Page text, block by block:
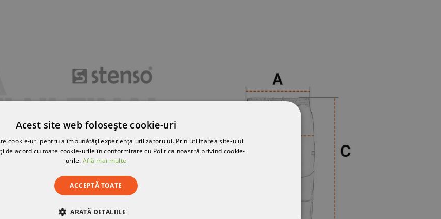
Acest site web folosește cookie-uri
cookie-uri pentru a îmbunătăți experiența utilizatorului. Prin utilizarea site-ului
de acord cu toate cookie-urile în conformitate cu Politica noastră privind cookie-
urile. Află mai multe
ACCEPTĂ TOATE
ARATĂ DETALIILE